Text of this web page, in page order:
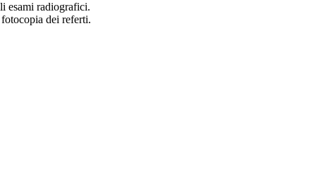
esami radiografici.
dei referti.